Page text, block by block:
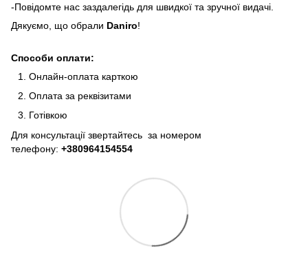
-Повідомте нас заздалегідь для швидкої та зручної видачі.
Дякуємо, що обрали Daniro!
Способи оплати:
Онлайн-оплата карткою
Оплата за реквізитами
Готівкою
Для консультації звертайтесь за номером
телефону: +380964154554